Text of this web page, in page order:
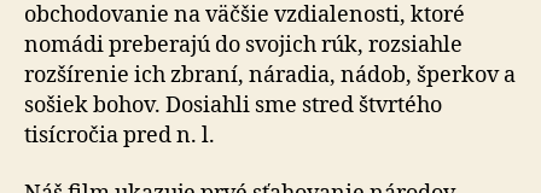
obchodovanie na väčšie vzdialenosti, ktoré
nomádi preberajú do svojich rúk, rozsiahle
rozšírenie ich zbraní, náradia, nádob, šperkov a
sošiek bohov. Dosiahli sme stred štvrtého
tisícročia pred n. l.